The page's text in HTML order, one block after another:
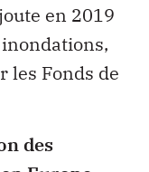
en 2019
les Fonds de
des